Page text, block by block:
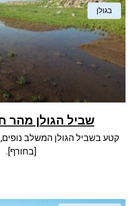
בגולן
שביל הגולן מהר
קטע בשביל הגולן המשלב
[בחורף].